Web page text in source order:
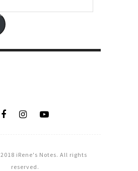
iRene's Notes. All rights
reserved.